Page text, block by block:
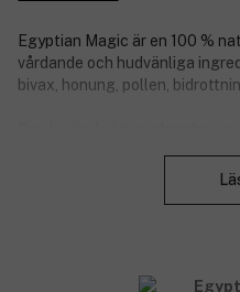
Egyptian Magic är en 100 %
vårdande och hudvänliga
bivax, honung, pollen,
Hjälper mot eksem,